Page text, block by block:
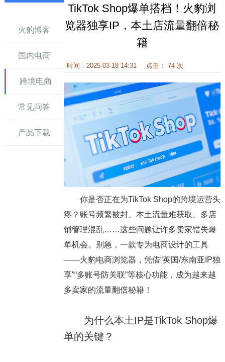
火豹博客
国内电商
跨境电商
常见问答
产品下载
TikTok Shop爆单搭档！火豹浏
览器独享IP，本土店流量翻倍秘
籍
时间：2025-03-18 14:31 点击： 74 次
你是否正在为TikTok Shop的跨境运营头
疼？账号频繁被封、本土流量难获取、多店
铺管理混乱……这些问题让许多卖家错失爆
单机会。别急，一款专为电商设计的工具
——火豹电商浏览器，凭借“英国/东南亚IP独
享”“多账号防关联”等核心功能，成为越来越
多卖家的流量翻倍秘籍！
为什么本土IP是TikTok Shop爆
单的关键？